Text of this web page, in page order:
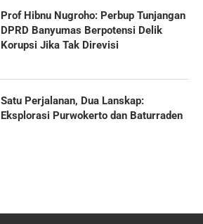
Prof Hibnu Nugroho: Perbup Tunjangan
DPRD Banyumas Berpotensi Delik
Korupsi Jika Tak Direvisi
Satu Perjalanan, Dua Lanskap:
Eksplorasi Purwokerto dan Baturraden